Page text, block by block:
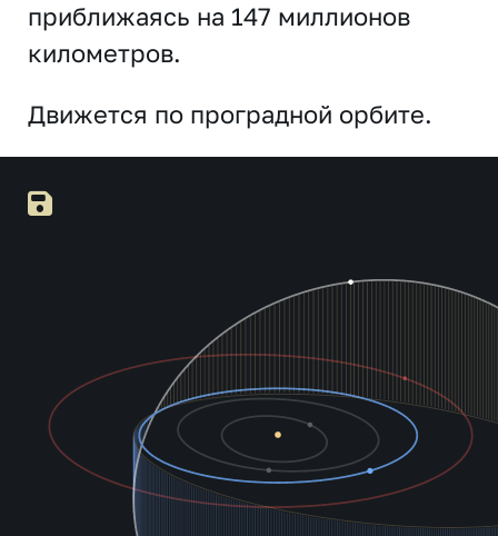
приближаясь на 147 миллионов
километров.
Движется по проградной орбите.